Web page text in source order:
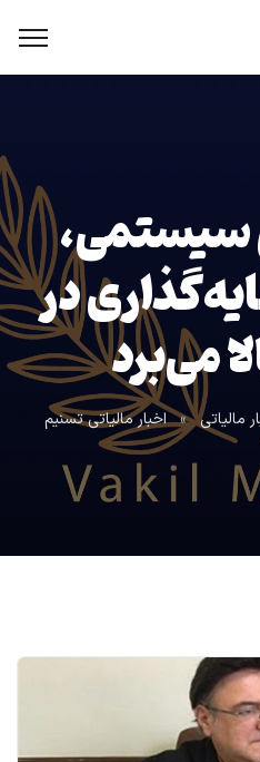
در
می‌برد
مالیاتی » اخبار مالیاتی تسنیم